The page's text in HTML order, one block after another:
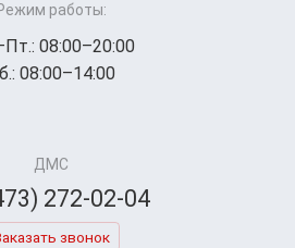
работы:
08:00–20:00
08:00–14:00
ДМС
272-02-04
звонок